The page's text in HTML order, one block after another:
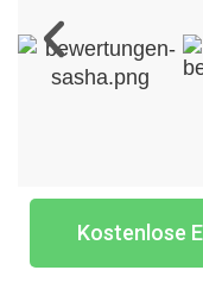
Kostenlose